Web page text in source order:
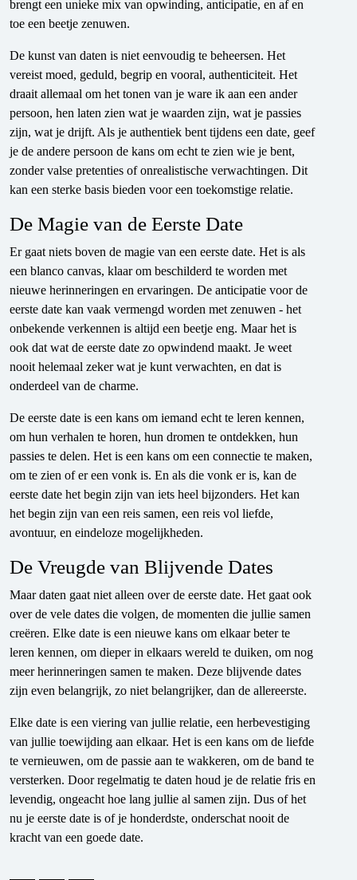
brengt een unieke mix van opwinding, anticipatie, en af en
toe een beetje zenuwen.
De kunst van daten is niet eenvoudig te beheersen. Het
vereist moed, geduld, begrip en vooral, authenticiteit. Het
draait allemaal om het tonen van je ware ik aan een ander
persoon, hen laten zien wat je waarden zijn, wat je passies
zijn, wat je drijft. Als je authentiek bent tijdens een date, geef
je de andere persoon de kans om echt te zien wie je bent,
zonder valse pretenties of onrealistische verwachtingen. Dit
kan een sterke basis bieden voor een toekomstige relatie.
De Magie van de Eerste Date
Er gaat niets boven de magie van een eerste date. Het is als
een blanco canvas, klaar om beschilderd te worden met
nieuwe herinneringen en ervaringen. De anticipatie voor de
eerste date kan vaak vermengd worden met zenuwen - het
onbekende verkennen is altijd een beetje eng. Maar het is
ook dat wat de eerste date zo opwindend maakt. Je weet
nooit helemaal zeker wat je kunt verwachten, en dat is
onderdeel van de charme.
De eerste date is een kans om iemand echt te leren kennen,
om hun verhalen te horen, hun dromen te ontdekken, hun
passies te delen. Het is een kans om een connectie te maken,
om te zien of er een vonk is. En als die vonk er is, kan de
eerste date het begin zijn van iets heel bijzonders. Het kan
het begin zijn van een reis samen, een reis vol liefde,
avontuur, en eindeloze mogelijkheden.
De Vreugde van Blijvende Dates
Maar daten gaat niet alleen over de eerste date. Het gaat ook
over de vele dates die volgen, de momenten die jullie samen
creëren. Elke date is een nieuwe kans om elkaar beter te
leren kennen, om dieper in elkaars wereld te duiken, om nog
meer herinneringen samen te maken. Deze blijvende dates
zijn even belangrijk, zo niet belangrijker, dan de allereerste.
Elke date is een viering van jullie relatie, een herbevestiging
van jullie toewijding aan elkaar. Het is een kans om de liefde
te vernieuwen, om de passie aan te wakkeren, om de band te
versterken. Door regelmatig te daten houd je de relatie fris en
levendig, ongeacht hoe lang jullie al samen zijn. Dus of het
nu je eerste date is of je honderdste, onderschat nooit de
kracht van een goede date.